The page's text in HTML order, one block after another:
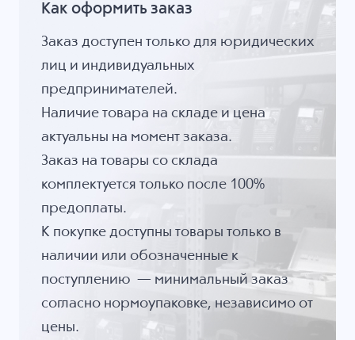
Как оформить заказ
Заказ доступен только для юридических
лиц и индивидуальных
предпринимателей.
Наличие товара на складе и цена
актуальны на момент заказа.
Заказ на товары со склада
комплектуется только после 100%
предоплаты.
К покупке доступны товары только в
наличии или обозначенные к
поступлению — минимальный заказ
согласно нормоупаковке, независимо от
цены.